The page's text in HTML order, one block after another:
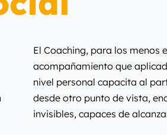
El Coaching, para los menos
acompañamiento que
nivel personal capacita al
desde otro punto de vista,
invisibles, capaces de